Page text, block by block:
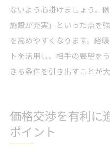
ないよう心掛けましょう。
施設が充実」といった点を
を高めやすくなります。経
トを活用し、相手の要望を
きる条件を引き出すことが大
価格交渉を有利に
ポイント